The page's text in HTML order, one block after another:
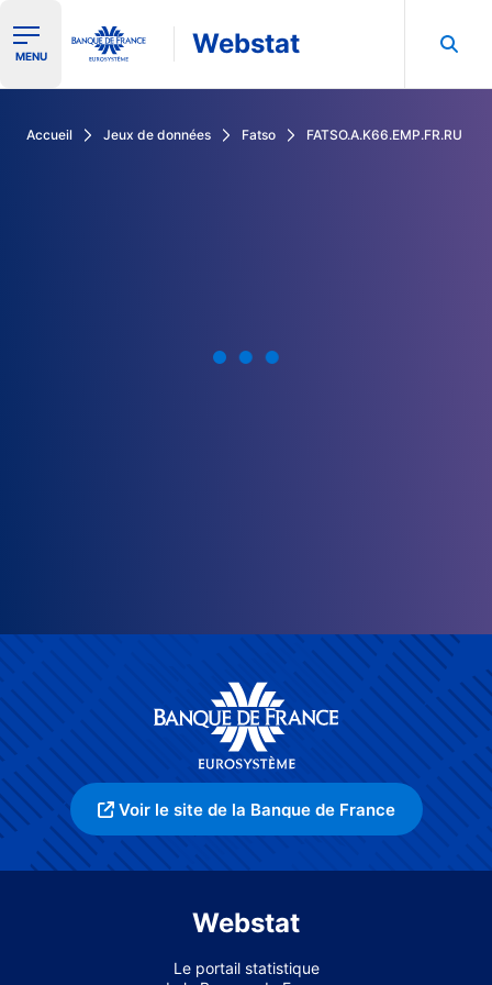
Ouvrir le menu de navigation
MENU Webstat
Accueil Jeux de données Fatso FATSO.A.K66.EMP.FR.RU
Voir le site de la Banque de France
Webstat
Le portail statistique